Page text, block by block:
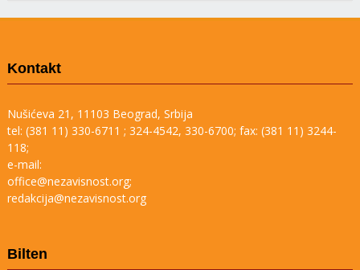
Kontakt
Nušićeva 21, 11103 Beograd, Srbija
tel: (381 11) 330-6711 ; 324-4542, 330-6700; fax: (381 11) 3244-
118;
e-mail:
office@nezavisnost.org;
redakcija@nezavisnost.org
Bilten